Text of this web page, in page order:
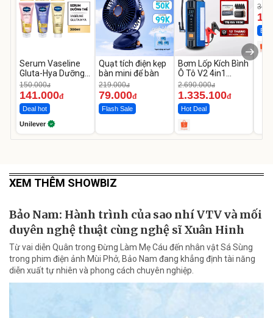
Serum Vaseline
Gluta-Hya Dưỡng
Da Sáng Mịn Sau 7
Ngày
150.000đ
141.000đ
Deal hot
Unilever
Quạt tích điện kẹp
bàn mini để bàn
219.000đ
79.000đ
Flash Sale
Bơm Lốp Kích Bình
Ô Tô V2 4in1
MEDICAR –
12.000mAh
2.690.000đ
1.335.100đ
Hot Deal
XEM THÊM SHOWBIZ
Bảo Nam: Hành trình của sao nhí VTV và mối
duyên nghệ thuật cùng nghệ sĩ Xuân Hinh
Từ vai diễn Quân trong Đừng Làm Mẹ Cáu đến nhân vật Sá Sùng
trong phim điện ảnh Mùi Phở, Bảo Nam đang khẳng định tài năng
diễn xuất tự nhiên và phong cách chuyên nghiệp.